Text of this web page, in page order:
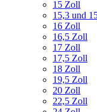
15 Zoll
15,3 und
16 Zoll
16,5 Zoll
17 Zoll
17,5 Zoll
18 Zoll
19,5 Zoll
20 Zoll
22,5 Zoll